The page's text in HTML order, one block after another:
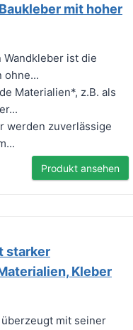
mit hoher
Wandkleber ist die
ohne...
Materialien*, z.B. als
werden zuverlässige
Produkt ansehen
starker
Kleber
mit seiner